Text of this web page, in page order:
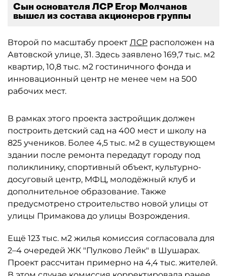
Сын основателя ЛСР Егор Молчанов
вышел из состава акционеров группы
Второй по масштабу проект ЛСР расположен на
Автовской улице, 31. Здесь заявлено 169,7 тыс. м2
квартир, 10,8 тыс. м2 гостиничного фонда и
инновационный центр не менее чем на 500
рабочих мест.
В рамках этого проекта застройщик должен
построить детский сад на 400 мест и школу на
825 учеников. Более 4,5 тыс. м2 в существующем
здании после ремонта передадут городу под
поликлинику, спортивный объект, культурно-
досуговый центр, МФЦ, молодёжный клуб и
дополнительное образование. Также
предусмотрено строительство новой улицы от
улицы Примакова до улицы Возрождения.
Ещё 123 тыс. м2 жилья комиссия согласовала для
2–4 очередей ЖК "Пулково Лейк" в Шушарах.
Проект рассчитан примерно на 4,4 тыс. жителей.